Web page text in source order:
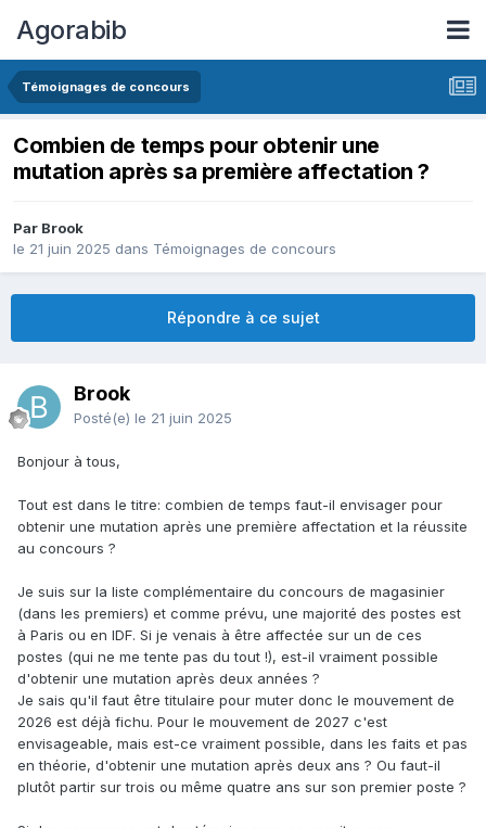
Agorabib
Témoignages de concours
Combien de temps pour obtenir une
mutation après sa première affectation ?
Par Brook
le 21 juin 2025 dans Témoignages de concours
Répondre à ce sujet
Brook
Posté(e) le 21 juin 2025
Bonjour à tous,
Tout est dans le titre: combien de temps faut-il envisager pour
obtenir une mutation après une première affectation et la réussite
au concours ?
Je suis sur la liste complémentaire du concours de magasinier
(dans les premiers) et comme prévu, une majorité des postes est
à Paris ou en IDF. Si je venais à être affectée sur un de ces
postes (qui ne me tente pas du tout !), est-il vraiment possible
d'obtenir une mutation après deux années ?
Je sais qu'il faut être titulaire pour muter donc le mouvement de
2026 est déjà fichu. Pour le mouvement de 2027 c'est
envisageable, mais est-ce vraiment possible, dans les faits et pas
en théorie, d'obtenir une mutation après deux ans ? Ou faut-il
plutôt partir sur trois ou même quatre ans sur son premier poste ?